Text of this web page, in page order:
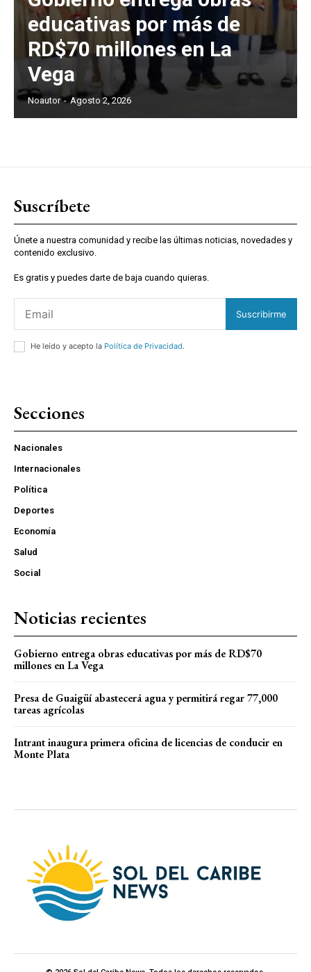
educativas por más de
RD$70 millones en La
Vega
Noautor - Agosto 2, 2026
Suscríbete
Únete a nuestra comunidad y recibe las últimas noticias, novedades y
contenido exclusivo.
Es gratis y puedes darte de baja cuando quieras.
Suscribirme
He leído y acepto la Política de Privacidad.
Secciones
Nacionales
Internacionales
Política
Deportes
Economía
Salud
Social
Noticias recientes
Gobierno entrega obras educativas por más de RD$70
millones en La Vega
Presa de Guaigüí abastecerá agua y permitirá regar 77,000
tareas agrícolas
Intrant inaugura primera oficina de licencias de conducir en
Monte Plata